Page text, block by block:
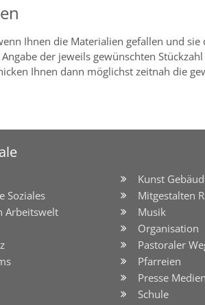
Ihnen die Materialien gefallen und
der jeweils gewünschten
Ihnen dann möglichst zeitnah die
Soziales
Arbeitswelt
Kunst
Mitgestalten
Musik
Organisation
Pastoraler
Pfarreien
Presse Medien
Schule